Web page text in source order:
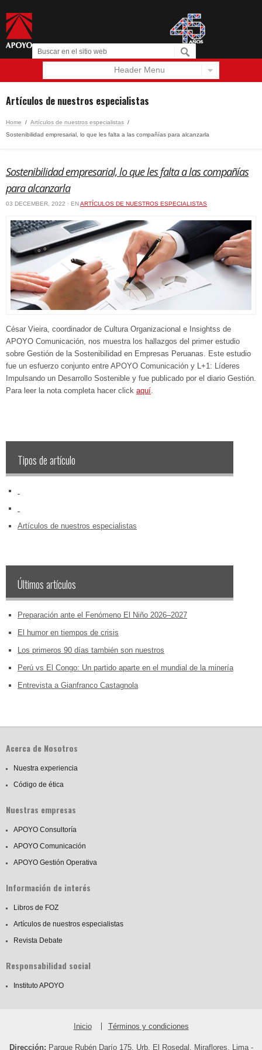
Header Menu
Artículos de nuestros especialistas
Home / Artículos de nuestros especialistas /
Sostenibilidad empresarial, lo que les falta a las compañías para alcanzarla
Sostenibilidad empresarial, lo que les falta a las compañías
para alcanzarla
03 DECEMBER, 2022 · ENARTÍCULOS DE NUESTROS ESPECIALISTAS
César Vieira, coordinador de Cultura Organizacional e Insightss de
APOYO Comunicación, nos muestra los hallazgos del primer estudio
sobre Gestión de la Sostenibilidad en Empresas Peruanas. Este estudio
fue un esfuerzo conjunto entre APOYO Comunicación y L+1: Líderes
Impulsando un Desarrollo Sostenible y fue publicado por el diario Gestión.
Para leer la nota completa hacer click aquí
Tipos de artículo
Artículos de nuestros especialistas
Últimos artículos
Preparación ante el Fenómeno El Niño 2026–2027
El humor en tiempos de crisis
Los primeros 90 días también son nuestros
Perú vs El Congo: Un partido aparte en el mundial de la minería
Entrevista a Gianfranco Castagnola
Acerca de Nosotros
Nuestra experiencia
Código de ética
Nuestras empresas
APOYO Consultoría
APOYO Comunicación
APOYO Gestión Operativa
Información de interés
Libros de FOZ
Artículos de nuestros especialistas
Revista Debate
Responsabilidad social
Instituto APOYO
Inicio Términos y condiciones
Dirección: Parque Rubén Darío 175, Urb. El Rosedal, Miraflores, Lima -